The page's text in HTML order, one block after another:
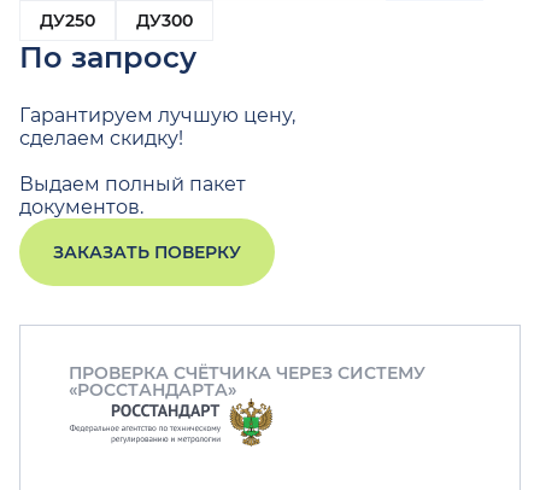
ДУ250
ДУ300
По запросу
Гарантируем лучшую цену,
сделаем скидку!
Выдаем полный пакет
документов.
ЗАКАЗАТЬ ПОВЕРКУ
ПРОВЕРКА СЧЁТЧИКА ЧЕРЕЗ СИСТЕМУ
«РОССТАНДАРТА»